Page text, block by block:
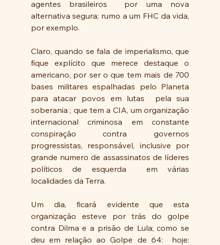
agentes brasileiros  por uma nova
alternativa segura; rumo a um FHC da vida,
por exemplo.
Claro, quando se fala de imperialismo, que
fique explícito que merece destaque o
americano, por ser o que tem mais de 700
bases militares espalhadas pelo Planeta
para atacar povos em lutas  pela sua
soberania ; que tem a CIA, um organização
internacional criminosa em constante
conspiração contra governos
progressistas, responsável, inclusive por
grande numero de assassinatos de líderes
políticos de esquerda  em várias
localidades da Terra.
Um dia, ficará evidente que esta
organização esteve por trás do golpe
contra Dilma e a prisão de Lula; como se
deu em relação ao Golpe de 64:  hoje: